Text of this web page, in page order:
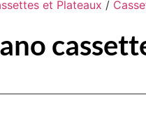
et Plateaux /